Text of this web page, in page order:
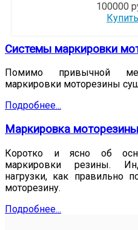
100000
Купить
Системы маркировки
Помимо привычной
маркировки моторезины
Подробнее...
Маркировка моторезины
Коротко и ясно об
маркировки резины.
нагрузки, как правильно
моторезину.
Подробнее...